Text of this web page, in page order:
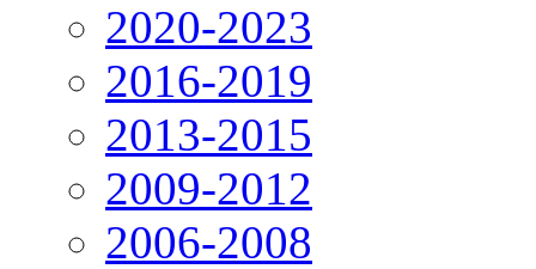
2020-2023
2016-2019
2013-2015
2009-2012
2006-2008